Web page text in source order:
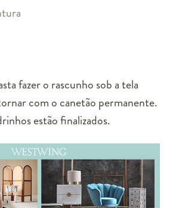
fazer o rascunho sob a tela
com o canetão permanente.
estão finalizados.